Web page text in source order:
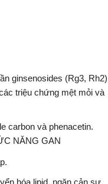
ginsenosides (Rg3, Rh2)
triệu chứng mệt mỏi và
carbon và phenacetin.
NĂNG GAN